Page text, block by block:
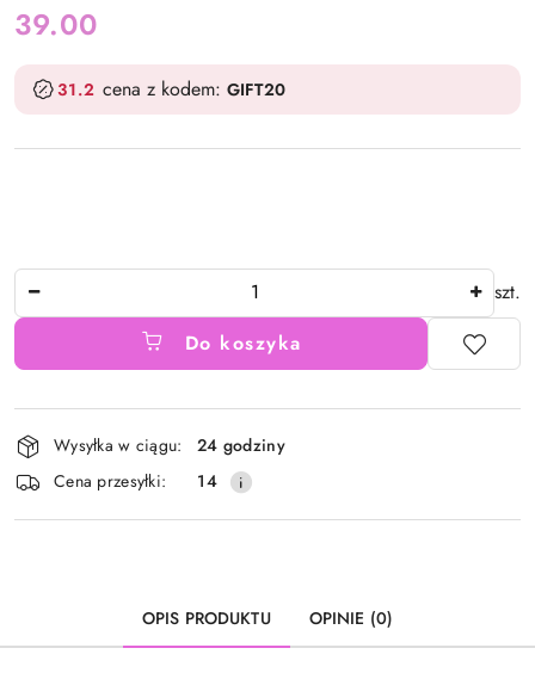
cena:
39.00
31.2 cena z kodem: GIFT20
szt.
Do koszyka
Dostępność
i
dostawa
Wysyłka w ciągu:
24 godziny
Cena przesyłki:
14
OPIS PRODUKTU OPINIE (0)